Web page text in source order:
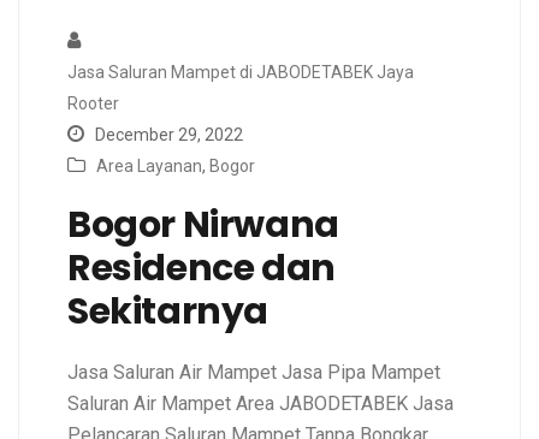
Jasa Saluran Mampet di JABODETABEK Jaya
Rooter
December 29, 2022
Area Layanan, Bogor
Bogor Nirwana
Residence dan
Sekitarnya
Jasa Saluran Air Mampet Jasa Pipa Mampet
Saluran Air Mampet Area JABODETABEK Jasa